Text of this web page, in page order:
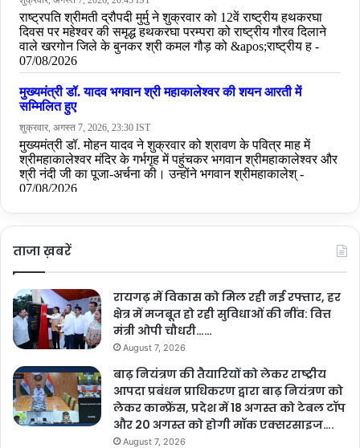
ताजा ख़बरें
रायगढ़ में विकास को मिल रही नई रफ्तार, हर
क्षेत्र में मजबूत हो रही सुविधाओं की नींव: वित्त
मंत्री ओपी चौधरी……
August 7, 2026
बाढ़ नियंत्रण की तैयारियों को लेकर राष्ट्रीय
आपदा प्रबंधन प्राधिकरण द्वारा बाढ़ नियंत्रण को
लेकर कान्फ्रेंस, प्रदेश में 18 अगस्त को टेबल टॉप
और 20 अगस्त को होगी मॉक एक्सरसाइज….
August 7, 2026